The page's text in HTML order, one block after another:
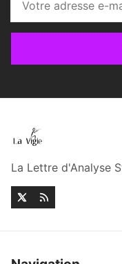
La Lettre d'Analyse